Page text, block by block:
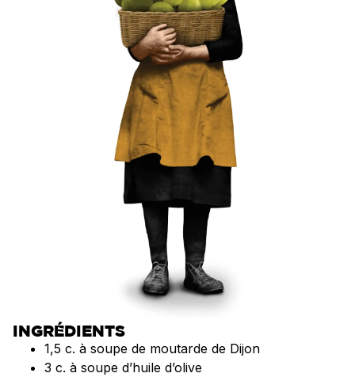
INGRÉDIENTS
1,5 c. à soupe de moutarde de Dijon
3 c. à soupe d’huile d’olive